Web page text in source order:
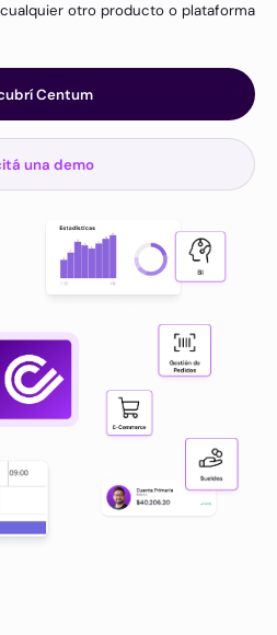
y cualquier otro producto o plataforma
Centum
una demo